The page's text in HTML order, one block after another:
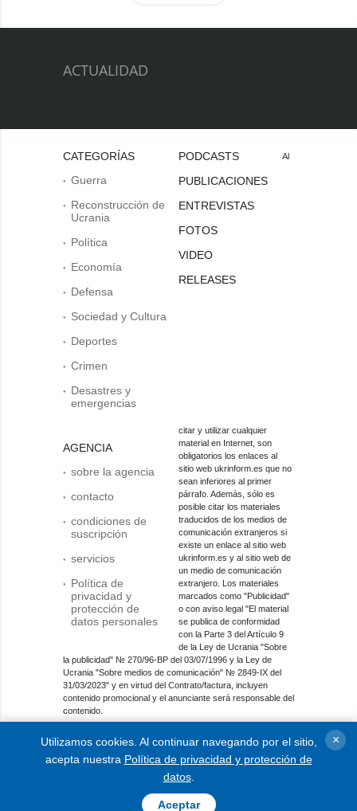
ACTUALIDAD
CATEGORÍAS
Guerra
Reconstrucción de
Ucrania
Política
Economía
Defensa
Sociedad y Cultura
Deportes
Crimen
Desastres y
emergencias
AGENCIA
sobre la agencia
contacto
condiciones de
suscripción
servicios
Política de
privacidad y
protección de
datos personales
PODCASTS
PUBLICACIONES
ENTREVISTAS
FOTOS
VIDEO
RELEASES
Al
citar y utilizar cualquier
material en Internet, son
obligatorios los enlaces al
sitio web ukrinform.es que no
sean inferiores al primer
párrafo. Además, sólo es
posible citar los materiales
traducidos de los medios de
comunicación extranjeros si
existe un enlace al sitio web
ukrinform.es y al sitio web de
un medio de comunicación
extranjero. Los materiales
marcados como "Publicidad"
o con aviso legal "El material
se publica de conformidad
con la Parte 3 del Artículo 9
de la Ley de Ucrania "Sobre
la publicidad" № 270/96-ВР del 03/07/1996 y la Ley de
Ucrania "Sobre medios de comunicación" № 2849-IX del
31/03/2023" y en virtud del Contrato/factura, incluyen
contenido promocional y el anunciante será responsable del
contenido.
Entidad de medios en línea; identificador de medios: R40-
01421.
© 2015-2026 Ukrinform. Todos los derechos reservados.
Utilizamos cookies. Al continuar navegando por el sitio,
acepta nuestra Política de privacidad y protección de
datos.
Aceptar
×